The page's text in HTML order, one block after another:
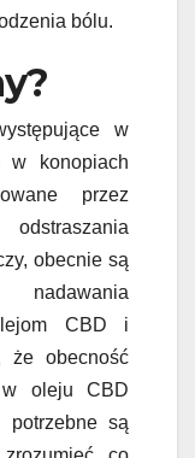
bólu.
w
w konopiach
przez
obecnie są
CBD i
że obecność
w oleju CBD
potrzebne są